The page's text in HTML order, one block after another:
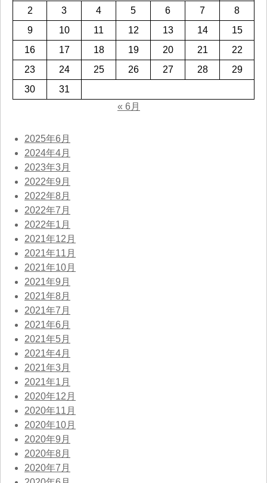
2
3 4 5 6 7
8
9
10 11 12 13 14
15
16
17 18 19 20 21
22
23
24 25 26 27 28
29
30
31
« 6月
2025年6月
2024年4月
2023年3月
2022年9月
2022年8月
2022年7月
2022年1月
2021年12月
2021年11月
2021年10月
2021年9月
2021年8月
2021年7月
2021年6月
2021年5月
2021年4月
2021年3月
2021年1月
2020年12月
2020年11月
2020年10月
2020年9月
2020年8月
2020年7月